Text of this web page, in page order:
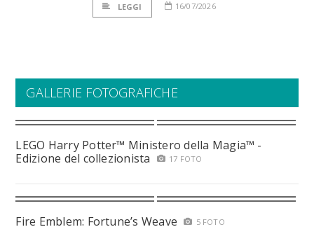
LEGGI 16/07/2026
GALLERIE FOTOGRAFICHE
LEGO Harry Potter™ Ministero della Magia™ -
Edizione del collezionista
17 FOTO
Fire Emblem: Fortune’s Weave 5 FOTO